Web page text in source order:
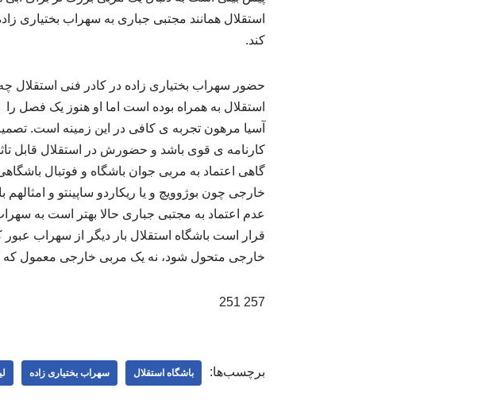
استقلال همانند مجتبی جباری به سهراب بختیاری
کند.
حضور سهراب بختیاری زاده در کادر فنی استقلال
استقلال به همراه بوده است اما او هنوز یک
آسیا مرهون تجربه ی کافی در این زمینه است.
کارنامه ی قوی باشد و حضورش در استقلال قابل
گاهی اعتماد به مربی جوان باشگاه و فوتبال
خارجی چون بوژوویچ و یا ریکاردو ساپینتو و امثالهم
عدم اعتماد به مجتبی جباری حالا بهتر است به
قرار است باشگاه استقلال بار دیگر از سهراب
خارجی متحول شود، نه یک مربی خارجی معمول که
257 251
برچسب‌ها: باشگاه استقلال سهراب بختیاری زاده